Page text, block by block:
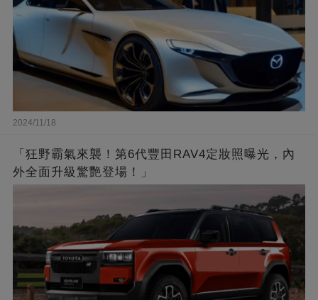
2024/11/18
「狂野霸氣來襲！第6代豐田RAV4定妝照曝光，內
外全面升級驚艷登場！」